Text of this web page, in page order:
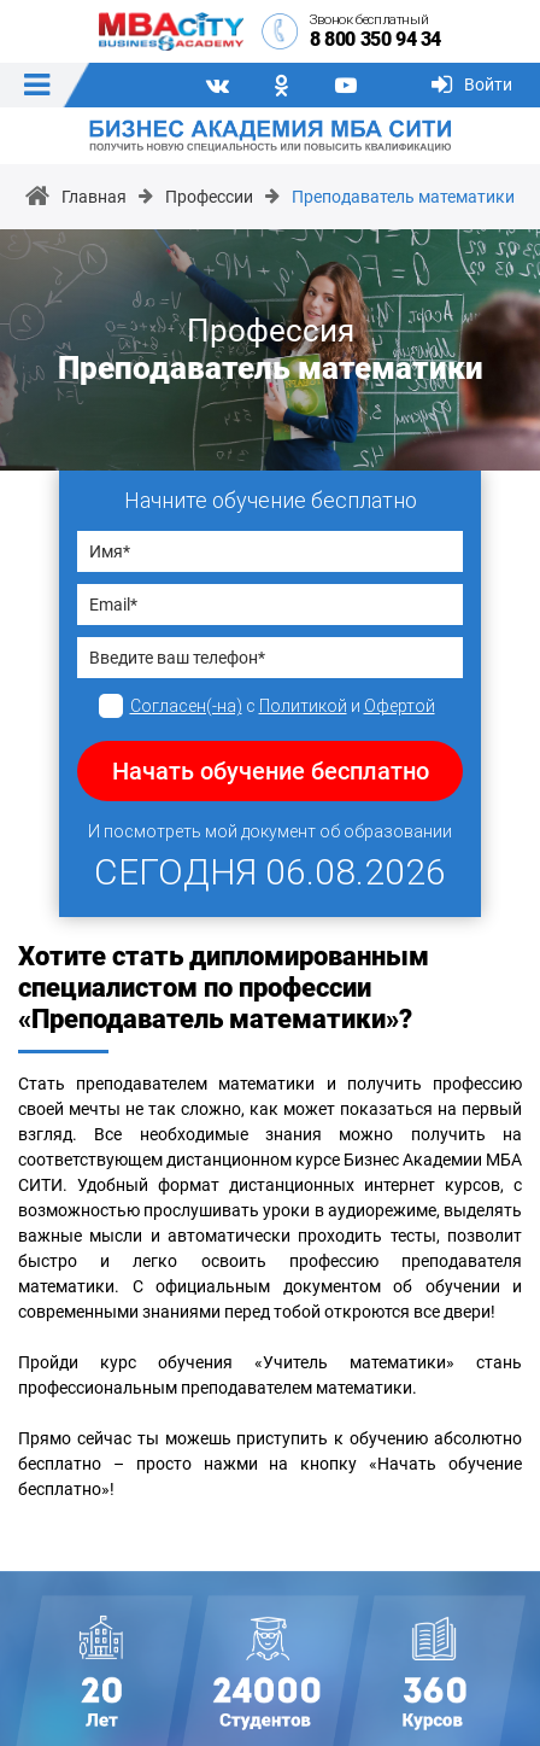
Звонок бесплатный
8 800 350 94 34
Войти
Главная Профессии Преподаватель математики
Профессия
Преподаватель математики
Начните обучение бесплатно
Согласен(-на) с Политикой и Офертой
Начать обучение бесплатно
И посмотреть мой документ об образовании
СЕГОДНЯ 06.08.2026
Хотите стать дипломированным
специалистом по профессии
«Преподаватель математики»?
Стать преподавателем математики и получить профессию
своей мечты не так сложно, как может показаться на первый
взгляд. Все необходимые знания можно получить на
соответствующем дистанционном курсе Бизнес Академии МБА
СИТИ. Удобный формат дистанционных интернет курсов, с
возможностью прослушивать уроки в аудиорежиме, выделять
важные мысли и автоматически проходить тесты, позволит
быстро и легко освоить профессию преподавателя
математики. С официальным документом об обучении и
современными знаниями перед тобой откроются все двери!
Пройди курс обучения «Учитель математики» стань
профессиональным преподавателем математики.
Прямо сейчас ты можешь приступить к обучению абсолютно
бесплатно – просто нажми на кнопку «Начать обучение
бесплатно»!